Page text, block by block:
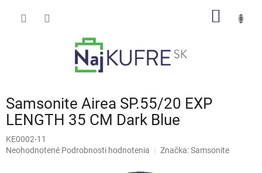
Samsonite Airea SP.55/20 EXP
LENGTH 35 CM Dark Blue
KE0002-11
Priemerné
Neohodnotené Podrobnosti hodnotenia Značka:Samsonite